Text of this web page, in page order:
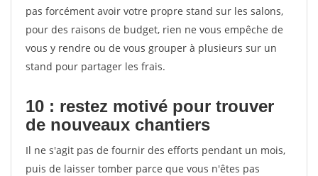
pas forcément avoir votre propre stand sur les salons,
pour des raisons de budget, rien ne vous empêche de
vous y rendre ou de vous grouper à plusieurs sur un
stand pour partager les frais.
10 : restez motivé pour trouver
de nouveaux chantiers
Il ne s'agit pas de fournir des efforts pendant un mois,
puis de laisser tomber parce que vous n'êtes pas